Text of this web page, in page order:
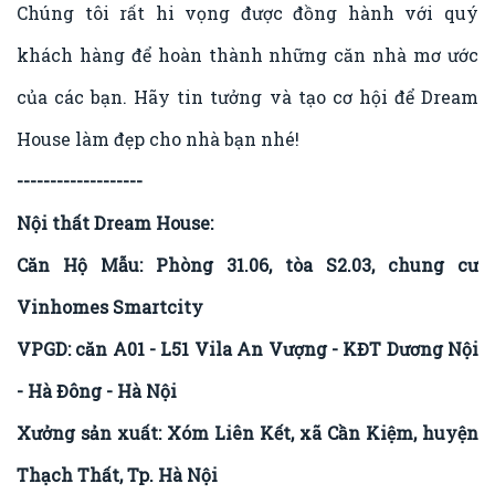
Chúng tôi rất hi vọng được đồng hành với quý
khách hàng để hoàn thành những căn nhà mơ ước
của các bạn. Hãy tin tưởng và tạo cơ hội để Dream
House làm đẹp cho nhà bạn nhé!
-------------------
Nội thất Dream House:
Căn Hộ Mẫu: Phòng 31.06, tòa S2.03, chung cư
Vinhomes Smartcity
VPGD: căn A01 - L51 Vila An Vượng - KĐT Dương Nội
- Hà Đông - Hà Nội
Xưởng sản xuất: Xóm Liên Kết, xã Cần Kiệm, huyện
Thạch Thất, Tp. Hà Nội